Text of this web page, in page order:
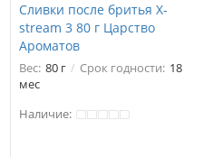
Сливки после бритья X-
stream 3 80 г Царство
Ароматов
Вес: 80 г Срок годности: 18
мес
Наличие: